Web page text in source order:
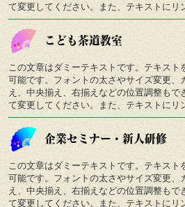
て変更してください。また、テキストにリ
こども茶道教室
この文章はダミーテキストです。テキス
可能です。フォントの太さやサイズ変更、
え、中央揃え、右揃えなどの位置調整も
て変更してください。また、テキストにリ
企業セミナー・新人研修
この文章はダミーテキストです。テキス
可能です。フォントの太さやサイズ変更、
え、中央揃え、右揃えなどの位置調整も
て変更してください。また、テキストにリ